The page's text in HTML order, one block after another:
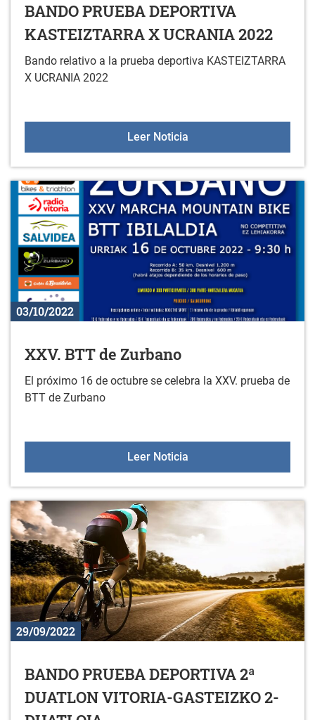
BANDO PRUEBA DEPORTIVA
KASTEIZTARRA X UCRANIA 2022
Bando relativo a la prueba deportiva KASTEIZTARRA
X UCRANIA 2022
Leer NoticiaBANDO PRUEBA
03/10/2022
XXV. BTT de Zurbano
El próximo 16 de octubre se celebra la XXV. prueba de
BTT de Zurbano
Leer NoticiaXXV. BTT de Zurbano
29/09/2022
BANDO PRUEBA DEPORTIVA 2ª
DUATLON VITORIA-GASTEIZKO 2-